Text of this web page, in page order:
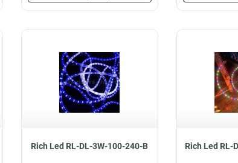
Rich Led RL-DL-3W-100-240-B Rich Led RL-